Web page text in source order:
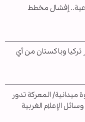
إفشال مخطط
تركيا وباكستان من أي
ميدانية/ المعركة تدور
الإعلام الغربية